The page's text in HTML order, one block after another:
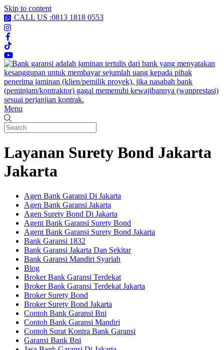
Skip to content
CALL US :0813 1818 0553
Menu
Layanan Surety Bond Jakarta
Jakarta
Agen Bank Garansi Di Jakarta
Agen Bank Garansi Jakarta
Agen Surety Bond Di Jakarta
Agent Bank Garansi Surety Bond
Agent Bank Garansi Surety Bond Jakarta
Bank Garansi 1832
Bank Garansi Jakarta Dan Sekitar
Bank Garansi Mandiri Syariah
Blog
Broker Bank Garansi Terdekat
Broker Bank Garansi Terdekat Jakarta
Broker Surety Bond
Broker Surety Bond Jakarta
Contoh Bank Garansi Bni
Contoh Bank Garansi Mandiri
Contoh Surat Kontra Bank Garansi
Garansi Bank Bni